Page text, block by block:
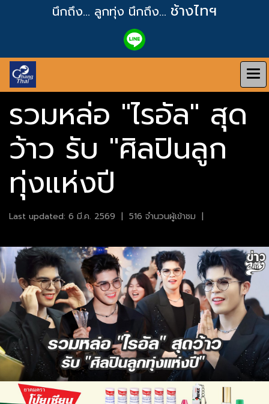
นึกถึง... ลูกทุ่ง นึกถึง... ช้างไทฯ
รวมหล่อ "ไรอัล" สุด
ว้าว รับ "ศิลปินลูก
ทุ่งแห่งปี
Last updated: 6 มี.ค. 2569 | 516 จำนวนผู้เข้าชม |